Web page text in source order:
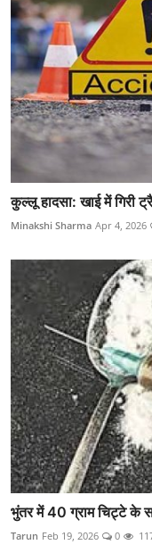
कुल्लू हादसा: खाई में गिरी
Minakshi Sharma Apr 4, 2026
भुंतर में 40 ग्राम चिट्टे के
Tarun Feb 19, 2026 0